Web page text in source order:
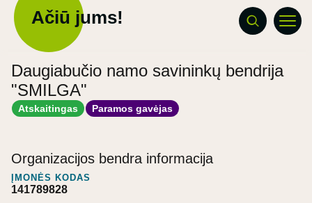
Ačiū jums!
Daugiabučio namo savininkų bendrija
"SMILGA"
Atskaitingas Paramos gavėjas
Organizacijos bendra informacija
ĮMONĖS KODAS
141789828